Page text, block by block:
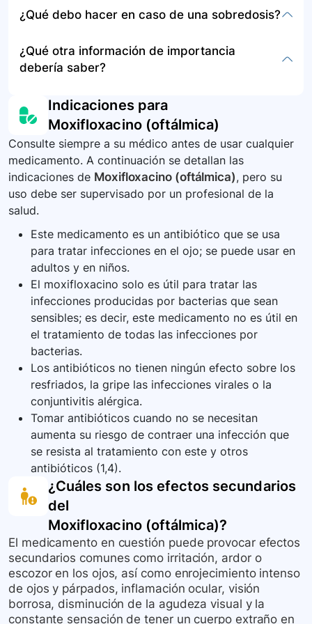
medicamentos está tomando.
sensación constante de cuerpo extraño en el
contacte a su médico de inmediato.
almacenamiento o disposición no han sido
importante mantener el medicamento en su
empaque original, lejos del alcance de niños y a
la humedad. No utilice el medicamento después
de la fecha de caducidad.
¿Qué debo hacer en caso de una sobredosis?
la baja absorción sistémica del moxifloxacino, la
sobredosis es improbable. No obstante, en caso
abundante y contacte a su médico.
¿Qué otra información de importancia
debería saber?
puede darse visión borrosa transitoria que cede
después de unos minutos. Evite conducir o
utilizar maquinas apenas se administre el
medicamento. Además, siga con atención las
instrucciones de uso, especialmente en cuanto
a la higiene y el manejo del gotero para evitar
contaminaciones.
Indicaciones para
Moxifloxacino (oftálmica)
Consulte siempre a su médico antes de usar cualquier
medicamento. A continuación se detallan las
indicaciones de Moxifloxacino (oftálmica), pero su
uso debe ser supervisado por un profesional de la
salud.
Este medicamento es un antibiótico que se usa
para tratar infecciones en el ojo; se puede usar en
adultos y en niños.
El moxifloxacino solo es útil para tratar las
infecciones producidas por bacterias que sean
sensibles; es decir, este medicamento no es útil en
el tratamiento de todas las infecciones por
bacterias.
Los antibióticos no tienen ningún efecto sobre los
resfriados, la gripe las infecciones virales o la
conjuntivitis alérgica.
Tomar antibióticos cuando no se necesitan
aumenta su riesgo de contraer una infección que
se resista al tratamiento con este y otros
antibióticos (1,4).
¿Cuáles son los efectos secundarios
del
Moxifloxacino (oftálmica)?
El medicamento en cuestión puede provocar efectos
secundarios comunes como irritación, ardor o
escozor en los ojos, así como enrojecimiento intenso
de ojos y párpados, inflamación ocular, visión
borrosa, disminución de la agudeza visual y la
constante sensación de tener un cuerpo extraño en